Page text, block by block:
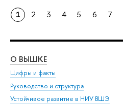
1 2 3 4 5 6 7
О ВЫШКЕ
Цифры и факты
Руководство и структура
Устойчивое развитие в НИУ ВШЭ